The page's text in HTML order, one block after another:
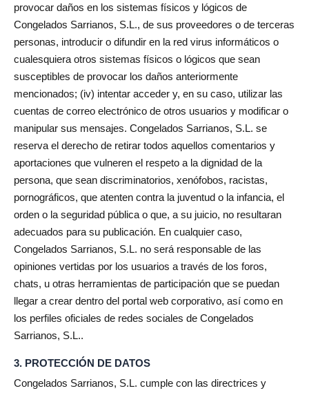
provocar daños en los sistemas físicos y lógicos de
Congelados Sarrianos, S.L., de sus proveedores o de terceras
personas, introducir o difundir en la red virus informáticos o
cualesquiera otros sistemas físicos o lógicos que sean
susceptibles de provocar los daños anteriormente
mencionados; (iv) intentar acceder y, en su caso, utilizar las
cuentas de correo electrónico de otros usuarios y modificar o
manipular sus mensajes. Congelados Sarrianos, S.L. se
reserva el derecho de retirar todos aquellos comentarios y
aportaciones que vulneren el respeto a la dignidad de la
persona, que sean discriminatorios, xenófobos, racistas,
pornográficos, que atenten contra la juventud o la infancia, el
orden o la seguridad pública o que, a su juicio, no resultaran
adecuados para su publicación. En cualquier caso,
Congelados Sarrianos, S.L. no será responsable de las
opiniones vertidas por los usuarios a través de los foros,
chats, u otras herramientas de participación que se puedan
llegar a crear dentro del portal web corporativo, así como en
los perfiles oficiales de redes sociales de Congelados
Sarrianos, S.L..
3. PROTECCIÓN DE DATOS
Congelados Sarrianos, S.L. cumple con las directrices y